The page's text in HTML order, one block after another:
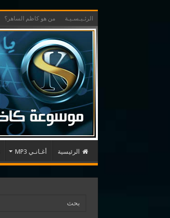
الرئـيـسـيـة من هو كاظم الساهر؟
الرئيسية أغـانـي MP3